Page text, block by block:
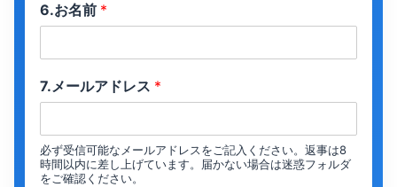
6.お名前 *
7.メールアドレス *
必ず受信可能なメールアドレスをご記入ください。返事は8
時間以内に差し上げています。届かない場合は迷惑フォルダ
をご確認ください。